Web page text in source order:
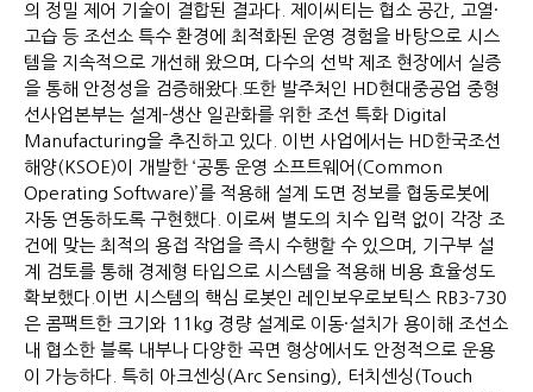
의 정밀 제어 기술이 결합된 결과다. 제이씨티는 협소 공간, 고열·
고습 등 조선소 특수 환경에 최적화된 운영 경험을 바탕으로 시스
템을 지속적으로 개선해 왔으며, 다수의 선박 제조 현장에서 실증
을 통해 안정성을 검증해왔다.또한 발주처인 HD현대중공업 중형
선사업본부는 설계–생산 일관화를 위한 조선 특화 Digital
Manufacturing을 추진하고 있다. 이번 사업에서는 HD한국조선
해양(KSOE)이 개발한 ‘공통 운영 소프트웨어(Common
Operating Software)’를 적용해 설계 도면 정보를 협동로봇에
자동 연동하도록 구현했다. 이로써 별도의 치수 입력 없이 각장 조
건에 맞는 최적의 용접 작업을 즉시 수행할 수 있으며, 기구부 설
계 검토를 통해 경제형 타입으로 시스템을 적용해 비용 효율성도
확보했다.이번 시스템의 핵심 로봇인 레인보우로보틱스 RB3-730
은 콤팩트한 크기와 11kg 경량 설계로 이동·설치가 용이해 조선소
내 협소한 블록 내부나 다양한 곡면 형상에서도 안정적으로 운용
이 가능하다. 특히 아크센싱(Arc Sensing), 터치센싱(Touch